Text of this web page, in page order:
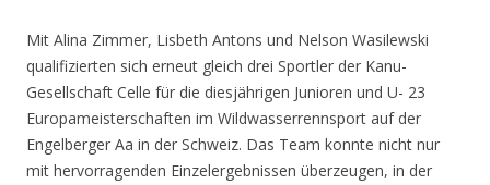
Mit Alina Zimmer, Lisbeth Antons und Nelson Wasilewski
qualifizierten sich erneut gleich drei Sportler der Kanu-
Gesellschaft Celle für die diesjährigen Junioren und U- 23
Europameisterschaften im Wildwasserrennsport auf der
Engelberger Aa in der Schweiz. Das Team konnte nicht nur
mit hervorragenden Einzelergebnissen überzeugen, in der